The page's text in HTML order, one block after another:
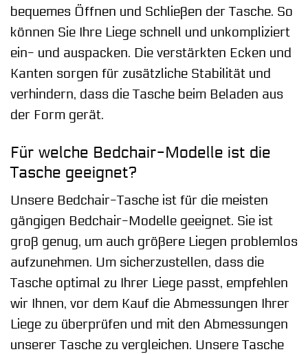
bequemes Öffnen und Schließen der Tasche. So
können Sie Ihre Liege schnell und unkompliziert
ein- und auspacken. Die verstärkten Ecken und
Kanten sorgen für zusätzliche Stabilität und
verhindern, dass die Tasche beim Beladen aus
der Form gerät.
Für welche Bedchair-Modelle ist die
Tasche geeignet?
Unsere Bedchair-Tasche ist für die meisten
gängigen Bedchair-Modelle geeignet. Sie ist
groß genug, um auch größere Liegen problemlos
aufzunehmen. Um sicherzustellen, dass die
Tasche optimal zu Ihrer Liege passt, empfehlen
wir Ihnen, vor dem Kauf die Abmessungen Ihrer
Liege zu überprüfen und mit den Abmessungen
unserer Tasche zu vergleichen. Unsere Tasche